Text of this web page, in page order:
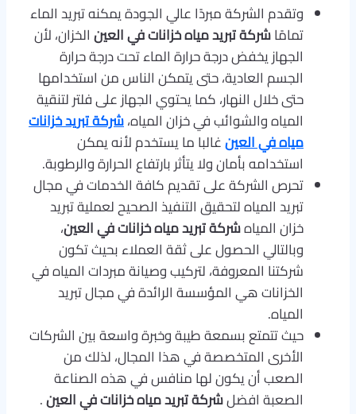
وتقدم الشركة مبردًا عالي الجودة يمكنه تبريد الماء
تمامًاشركة تبريد مياه خزانات في العينالخزان، لأن
الجهاز يخفض درجة حرارة الماء تحت درجة حرارة
الجسم العادية، حتى يتمكن الناس من استخدامها
حتى خلال النهار، كما يحتوي الجهاز على فلتر لتنقية
المياه والشوائب في خزان المياه،شركة تبريد خزانات
مياه في العينغالبا ما يستخدم لأنه يمكن
استخدامه بأمان ولا يتأثر بارتفاع الحرارة والرطوبة.
تحرص الشركة على تقديم كافة الخدمات في مجال
تبريد المياه لتحقيق التنفيذ الصحيح لعملية تبريد
خزان المياهشركة تبريد مياه خزانات في العين،
وبالتالي الحصول على ثقة العملاء بحيث تكون
شركتنا المعروفة، لتركيب وصيانة مبردات المياه في
الخزانات هي المؤسسة الرائدة في مجال تبريد
المياه.
حيث تتمتع بسمعة طيبة وخبرة واسعة بين الشركات
الأخرى المتخصصة في هذا المجال، لذلك من
الصعب أن يكون لها منافس في هذه الصناعة
الصعبة افضلشركة تبريد مياه خزانات في العين.